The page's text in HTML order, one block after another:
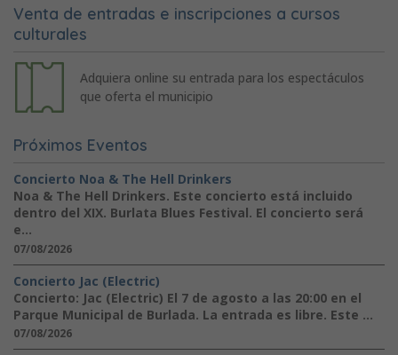
Venta de entradas e inscripciones a cursos
culturales
Adquiera online su entrada para los espectáculos
que oferta el municipio
Próximos Eventos
Concierto Noa & The Hell Drinkers
Noa & The Hell Drinkers. Este concierto está incluido
dentro del XIX. Burlata Blues Festival. El concierto será
e...
07/08/2026
Concierto Jac (Electric)
Concierto: Jac (Electric) El 7 de agosto a las 20:00 en el
Parque Municipal de Burlada. La entrada es libre. Este ...
07/08/2026